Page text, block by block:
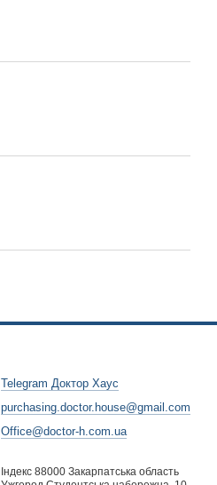
Telegram Доктор Хаус
purchasing.doctor.house@gmail.com
Office@doctor-h.com.ua
Індекс 88000 Закарпатська область